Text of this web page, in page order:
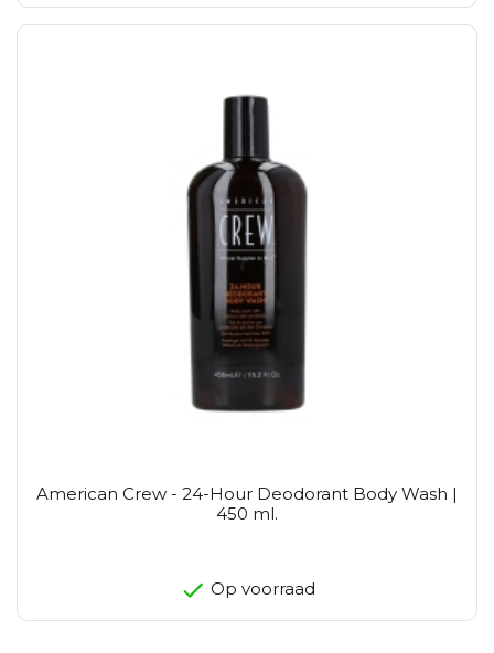
American Crew - 24-Hour Deodorant Body Wash |
450 ml.
Op voorraad